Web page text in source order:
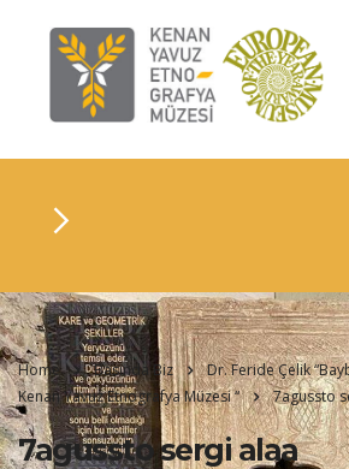
Home Basında Biz
Dr. Feride Çelik
Kenan Yavuz Etnografya Müzesi “
7agussto
7agussto sergi alaa